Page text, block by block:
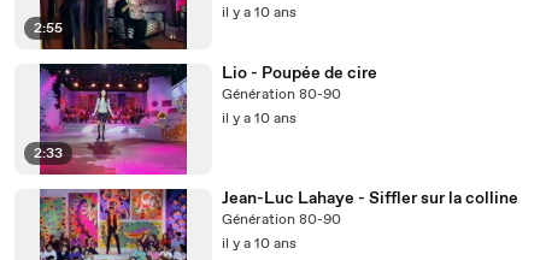
2:55
il y a 10 ans
2:33
Lio - Poupée de cire
Génération 80-90
il y a 10 ans
Jean-Luc Lahaye - Siffler sur la colline
Génération 80-90
il y a 10 ans